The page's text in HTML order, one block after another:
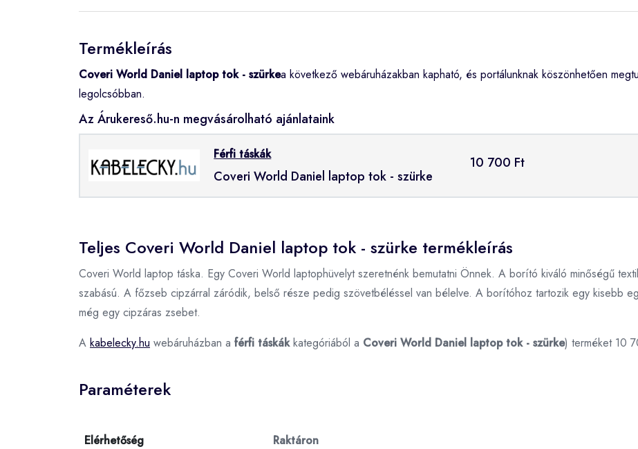
Termékleírás
Coveri World Daniel laptop tok - szürkea következő webáruházakban kapható, és portálunknak köszönhetően
legolcsóbban.
Az Árukereső.hu-n megvásárolható ajánlataink
Férfi táskák
Coveri World Daniel laptop tok - szürke
10 700 Ft
Teljes Coveri World Daniel laptop tok - szürke termékleírás
Coveri World laptop táska. Egy Coveri World laptophüvelyt szeretnénk bemutatni Önnek. A borító kiváló minőségű
szabású. A főzseb cipzárral záródik, belső része pedig szövetbéléssel van bélelve. A borítóhoz tartozik egy kisebb
még egy cipzáras zsebet.
A kabelecky.hu webáruházban a férfi táskákkategóriából a Coveri World Daniel laptop tok - szürke) terméket 10
Paraméterek
Elérhetőség Raktáron